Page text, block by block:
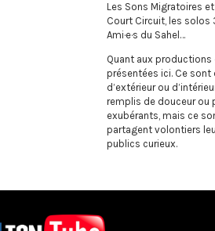
Les Sons Migratoires
Court Circuit, les solos
Ami·e·s du Sahel…
Quant aux productions
présentées ici. Ce
d’extérieur ou
remplis de douceur ou
exubérants, mais ce
partagent volontiers
publics curieux.